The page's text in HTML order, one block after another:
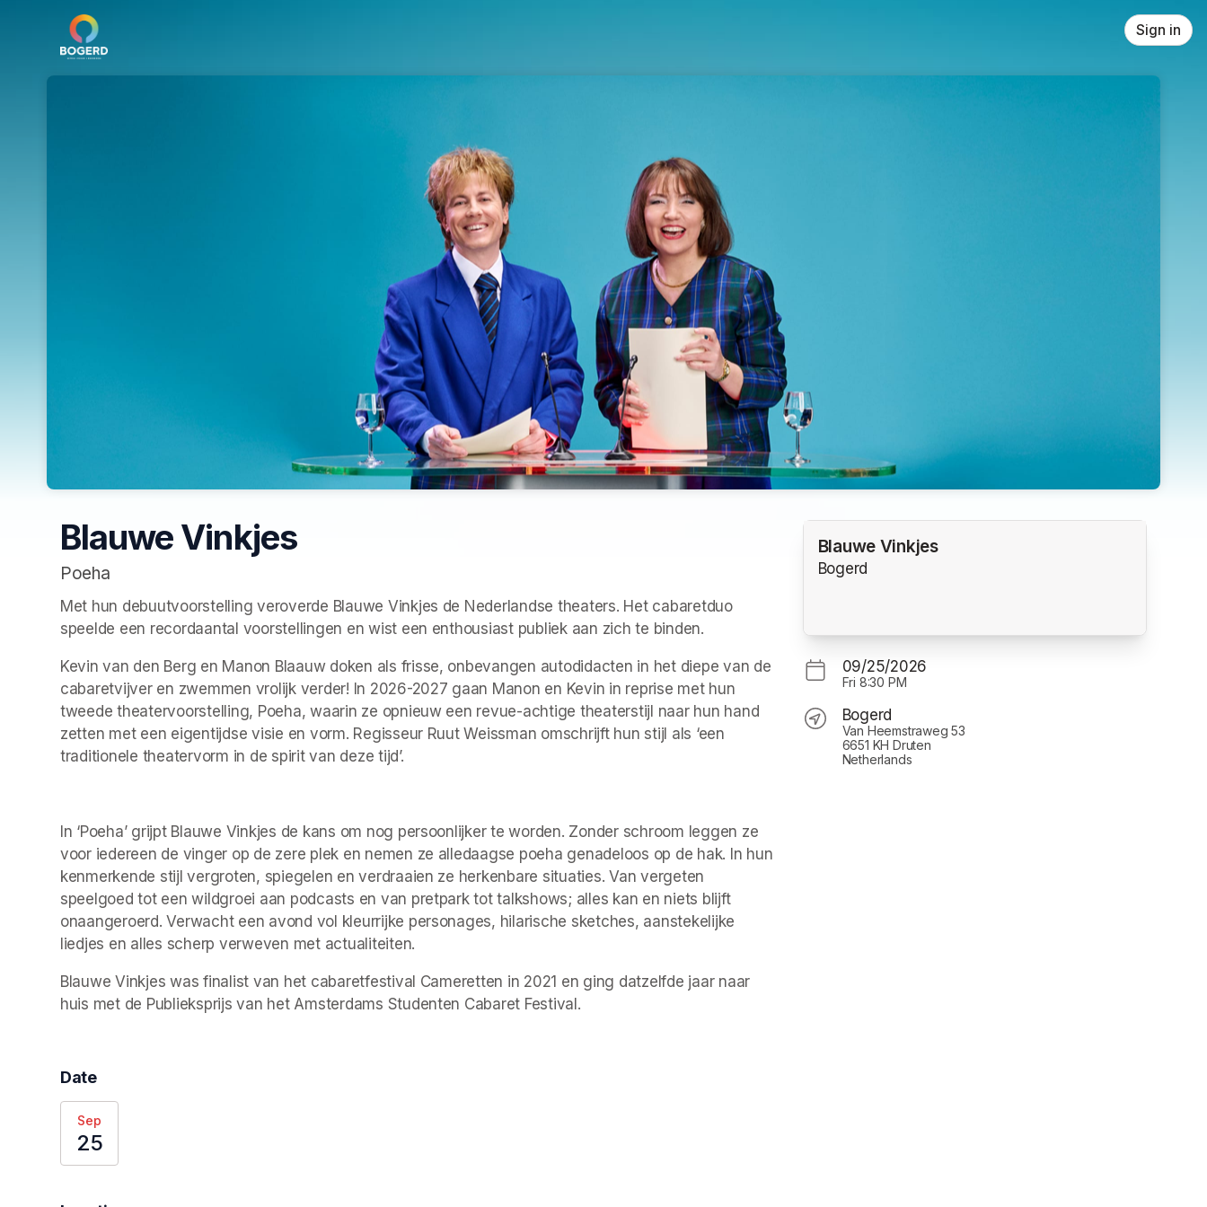
Skip header
Sign in
Blauwe Vinkjes
Poeha
Met hun debuutvoorstelling veroverde Blauwe Vinkjes de Nederlandse theaters. Het cabaretduo
speelde een recordaantal voorstellingen en wist een enthousiast publiek aan zich te binden.
Kevin van den Berg en Manon Blaauw doken als frisse, onbevangen autodidacten in het diepe van de
cabaretvijver en zwemmen vrolijk verder! In 2026-2027 gaan Manon en Kevin in reprise met hun
tweede theatervoorstelling, Poeha, waarin ze opnieuw een revue-achtige theaterstijl naar hun hand
zetten met een eigentijdse visie en vorm. Regisseur Ruut Weissman omschrijft hun stijl als ‘een
traditionele theatervorm in de spirit van deze tijd’.
In ‘Poeha’ grijpt Blauwe Vinkjes de kans om nog persoonlijker te worden. Zonder schroom leggen ze
voor iedereen de vinger op de zere plek en nemen ze alledaagse poeha genadeloos op de hak. In hun
kenmerkende stijl vergroten, spiegelen en verdraaien ze herkenbare situaties. Van vergeten
speelgoed tot een wildgroei aan podcasts en van pretpark tot talkshows; alles kan en niets blijft
onaangeroerd. Verwacht een avond vol kleurrijke personages, hilarische sketches, aanstekelijke
liedjes en alles scherp verweven met actualiteiten.
Blauwe Vinkjes was finalist van het cabaretfestival Cameretten in 2021 en ging datzelfde jaar naar
huis met de Publieksprijs van het Amsterdams Studenten Cabaret Festival.
Date
Sep
25
Blauwe Vinkjes
Bogerd
09/25/2026
Fri 8:30 PM
Bogerd
Van Heemstraweg 53
6651 KH Druten
Netherlands